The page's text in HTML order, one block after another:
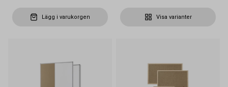
Lägg i varukorgen Visa varianter